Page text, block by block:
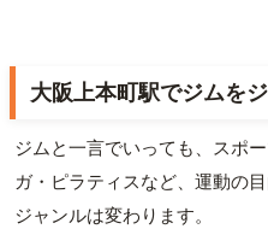
大阪上本町駅でジムを
ジムと一言でいっても、スポ
ガ・ピラティスなど、運動の
ジャンルは変わります。